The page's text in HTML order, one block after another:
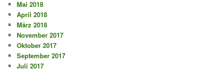
Mai 2018
April 2018
März 2018
November 2017
Oktober 2017
September 2017
Juli 2017